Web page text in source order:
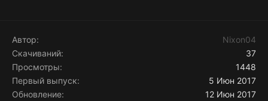
Автор
Nixon04
Скачиваний
37
Просмотры
1448
Первый выпуск
5 Июн 2017
Обновление
12 Июн 2017